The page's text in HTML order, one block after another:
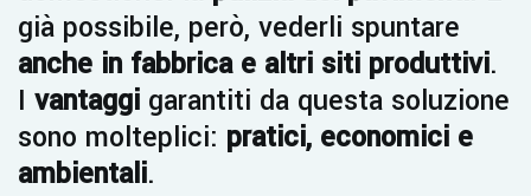
già possibile, però, vederli spuntare
anche in fabbrica e altri siti produttivi.
I vantaggi garantiti da questa soluzione
sono molteplici: pratici, economici e
ambientali.